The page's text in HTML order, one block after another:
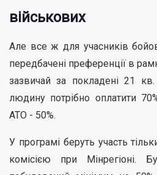
військових
Але все ж для учасників
передбачені преференції в
зазвичай за покладені 21
людину потрібно оплатити
АТО - 50%.
У програмі беруть участь
комісією при Мінрегіоні.